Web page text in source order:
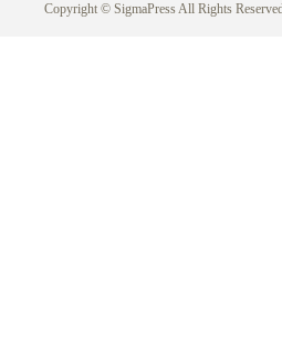
Copyright © SigmaPress All Rights